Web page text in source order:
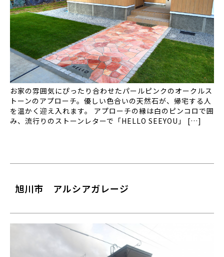
お家の雰囲気にぴったり合わせたパールピンクのオークルス
トーンのアプローチ。優しい色合いの天然石が、帰宅する人
を温かく迎え入れます。 アプローチの縁は白のピンコロで囲
み、流行りのストーンレターで「HELLO SEEYOU」 […]
旭川市 アルシアガレージ